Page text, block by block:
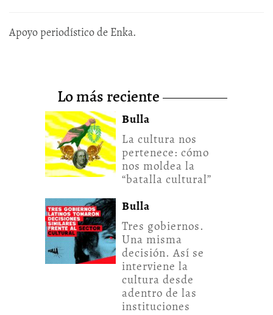
Apoyo periodístico de Enka.
lo más reciente
Bulla
La cultura nos
pertenece: cómo
nos moldea la
“batalla cultural”
Bulla
Tres gobiernos.
Una misma
decisión. Así se
interviene la
cultura desde
adentro de las
instituciones